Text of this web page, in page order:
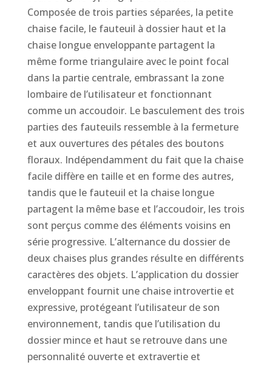
Composée de trois parties séparées, la petite
chaise facile, le fauteuil à dossier haut et la
chaise longue enveloppante partagent la
même forme triangulaire avec le point focal
dans la partie centrale, embrassant la zone
lombaire de l’utilisateur et fonctionnant
comme un accoudoir. Le basculement des trois
parties des fauteuils ressemble à la fermeture
et aux ouvertures des pétales des boutons
floraux. Indépendamment du fait que la chaise
facile diffère en taille et en forme des autres,
tandis que le fauteuil et la chaise longue
partagent la même base et l’accoudoir, les trois
sont perçus comme des éléments voisins en
série progressive. L’alternance du dossier de
deux chaises plus grandes résulte en différents
caractères des objets. L’application du dossier
enveloppant fournit une chaise introvertie et
expressive, protégeant l’utilisateur de son
environnement, tandis que l’utilisation du
dossier mince et haut se retrouve dans une
personnalité ouverte et extravertie et